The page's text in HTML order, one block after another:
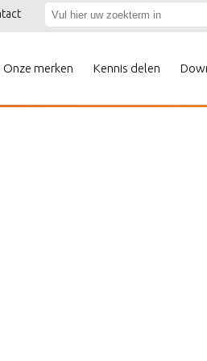
Onze merken Kennis delen